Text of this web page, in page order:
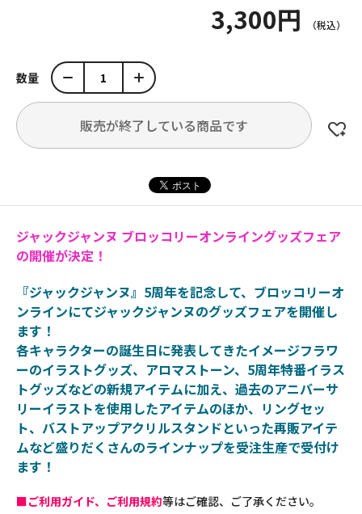
3,300円
数量
販売が終了している商品です
ジャックジャンヌ ブロッコリーオンライングッズフェア
の開催が決定！
『ジャックジャンヌ』5周年を記念して、ブロッコリーオ
ンラインにてジャックジャンヌのグッズフェアを開催し
ます！
各キャラクターの誕生日に発表してきたイメージフラワ
ーのイラストグッズ、アロマストーン、5周年特番イラス
トグッズなどの新規アイテムに加え、過去のアニバーサ
リーイラストを使用したアイテムのほか、リングセッ
ト、バストアップアクリルスタンドといった再販アイテ
ムなど盛りだくさんのラインナップを受注生産で受付け
ます！
■ご利用ガイド、ご利用規約等はご確認、ご了承ください。